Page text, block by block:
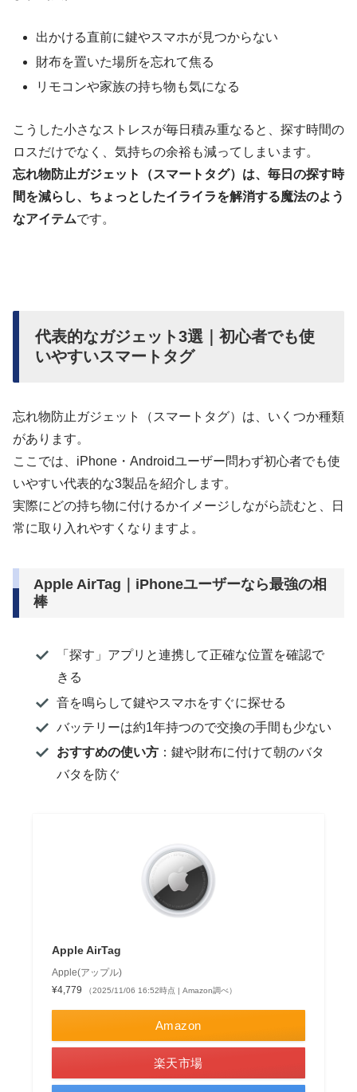
出かける直前に鍵やスマホが見つからない
財布を置いた場所を忘れて焦る
リモコンや家族の持ち物も気になる
こうした小さなストレスが毎日積み重なると、探す時間の
ロスだけでなく、気持ちの余裕も減ってしまいます。
忘れ物防止ガジェット（スマートタグ）は、毎日の探す時
間を減らし、ちょっとしたイライラを解消する魔法のよう
なアイテムです。
代表的なガジェット3選｜初心者でも使
いやすいスマートタグ
忘れ物防止ガジェット（スマートタグ）は、いくつか種類
があります。
ここでは、iPhone・Androidユーザー問わず初心者でも使
いやすい代表的な3製品を紹介します。
実際にどの持ち物に付けるかイメージしながら読むと、日
常に取り入れやすくなりますよ。
Apple AirTag｜iPhoneユーザーなら最強の相
棒
「探す」アプリと連携して正確な位置を確認で
きる
音を鳴らして鍵やスマホをすぐに探せる
バッテリーは約1年持つので交換の手間も少ない
おすすめの使い方：鍵や財布に付けて朝のバタ
バタを防ぐ
Apple AirTag
Apple(アップル)
¥4,779
（2025/11/06 16:52時点 | Amazon調べ）
Amazon
楽天市場